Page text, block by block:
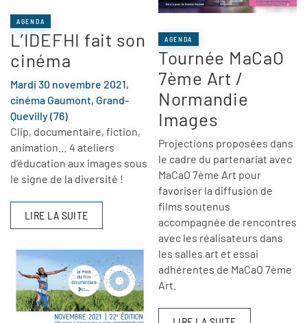
AGENDA
L’IDEFHI fait son
cinéma
Mardi 30 novembre 2021,
cinéma Gaumont, Grand-
Quevilly (76)
Clip, documentaire, fiction,
animation… 4 ateliers
d’éducation aux images sous
le signe de la diversité !
LIRE LA SUITE
AGENDA
Tournée MaCaO
7ème Art /
Normandie
Images
Projections proposées dans
le cadre du partenariat avec
MaCaO 7ème Art pour
favoriser la diffusion de
films soutenus
accompagnée de rencontres
avec les réalisateurs dans
les salles art et essai
adhérentes de MaCaO 7ème
Art.